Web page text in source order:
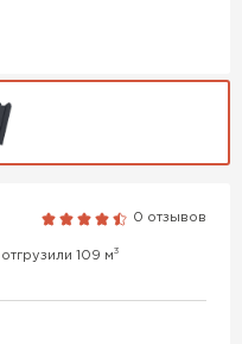
0 отзывов
109 м3